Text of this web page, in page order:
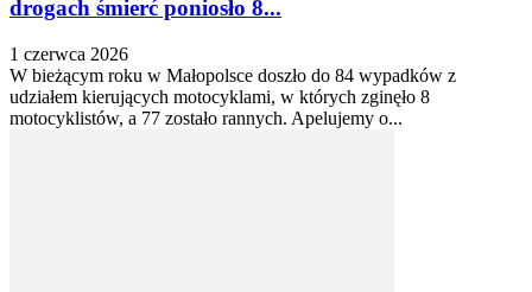
drogach śmierć poniosło 8...
1 czerwca 2026
W bieżącym roku w Małopolsce doszło do 84 wypadków z
udziałem kierujących motocyklami, w których zginęło 8
motocyklistów, a 77 zostało rannych. Apelujemy o...